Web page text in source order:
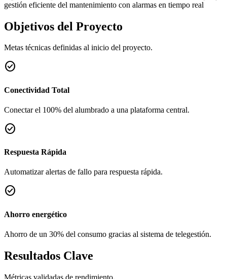
gestión eficiente del mantenimiento con alarmas en tiempo real
Objetivos del Proyecto
Metas técnicas definidas al inicio del proyecto.
check_circle
Conectividad Total
Conectar el 100% del alumbrado a una plataforma central.
check_circle
Respuesta Rápida
Automatizar alertas de fallo para respuesta rápida.
check_circle
Ahorro energético
Ahorro de un 30% del consumo gracias al sistema de telegestión.
Resultados Clave
Métricas validadas de rendimiento.